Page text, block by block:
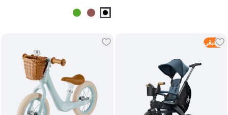
1 متبقي